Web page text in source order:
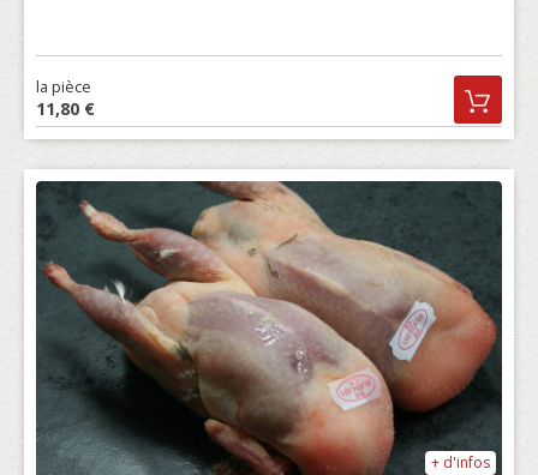
la pièce
11,80 €
+ d'infos